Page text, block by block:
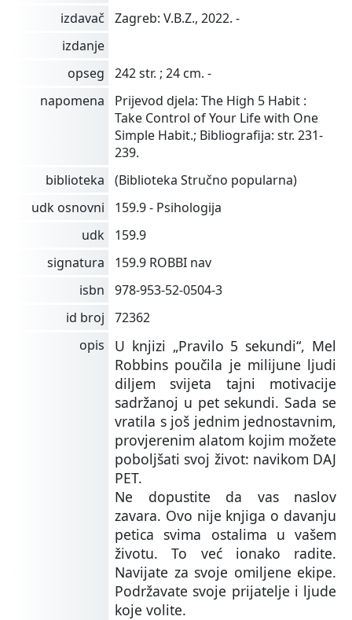
izdavač
Zagreb: V.B.Z., 2022. -
izdanje
opseg
242 str. ; 24 cm. -
napomena
Prijevod djela: The High 5 Habit :
Take Control of Your Life with One
Simple Habit.; Bibliografija: str. 231-
239.
biblioteka
(Biblioteka Stručno popularna)
udk osnovni
159.9 - Psihologija
udk
159.9
signatura
159.9 ROBBI nav
isbn
978-953-52-0504-3
id broj
72362
opis
U knjizi „Pravilo 5 sekundi“, Mel
Robbins poučila je milijune ljudi
diljem svijeta tajni motivacije
sadržanoj u pet sekundi. Sada se
vratila s još jednim jednostavnim,
provjerenim alatom kojim možete
poboljšati svoj život: navikom DAJ
PET.
Ne dopustite da vas naslov
zavara. Ovo nije knjiga o davanju
petica svima ostalima u vašem
životu. To već ionako radite.
Navijate za svoje omiljene ekipe.
Podržavate svoje prijatelje i ljude
koje volite.